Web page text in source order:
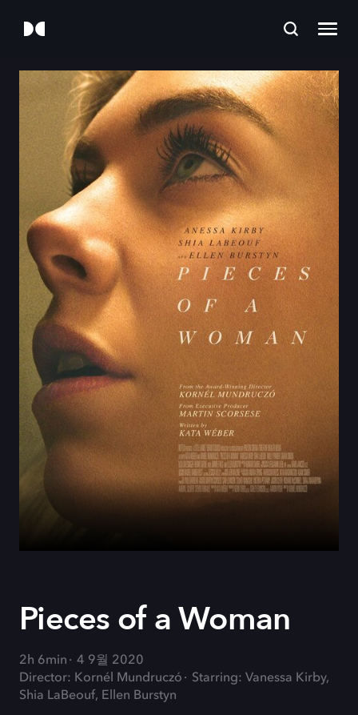
Pieces of a Woman
2h 6min
4 9월 2020
Director: Kornél Mundruczó
Starring: Vanessa Kirby,
Shia LaBeouf, Ellen Burstyn